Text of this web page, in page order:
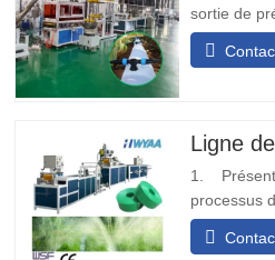
sortie de
conception
à installer.
1.
processus
nous
première